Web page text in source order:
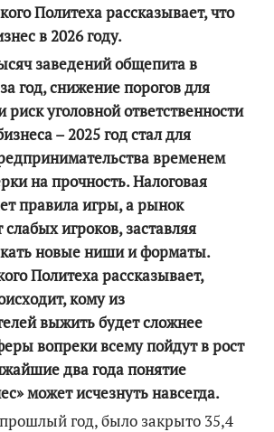
Политехарассказывает,что
в 2026 году.
заведений общепитав
год, снижение порогов для
риск уголовной ответственности
– 2025 год стал для
временем
на прочность. Налоговая
правила игры, а рынок
слабых игроков, заставляя
новые ниши и форматы.
Политеха рассказывает,
кому из
выжить будет сложнее
вопреки всему пойдут в рост
два года понятие
может исчезнуть навсегда.
год, было закрыто 35,4